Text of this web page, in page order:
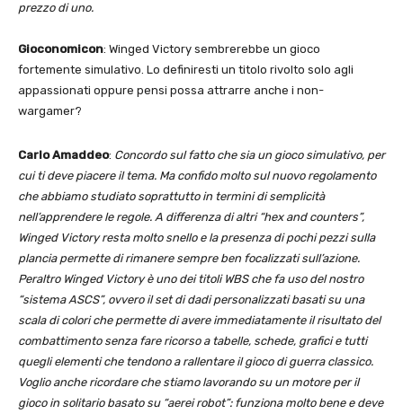
prezzo di uno.
Gioconomicon: Winged Victory sembrerebbe un gioco
fortemente simulativo. Lo definiresti un titolo rivolto solo agli
appassionati oppure pensi possa attrarre anche i non-
wargamer?
Carlo Amaddeo: Concordo sul fatto che sia un gioco simulativo, per
cui ti deve piacere il tema. Ma confido molto sul nuovo regolamento
che abbiamo studiato soprattutto in termini di semplicità
nell’apprendere le regole. A differenza di altri “hex and counters”,
Winged Victory resta molto snello e la presenza di pochi pezzi sulla
plancia permette di rimanere sempre ben focalizzati sull’azione.
Peraltro Winged Victory è uno dei titoli WBS che fa uso del nostro
“sistema ASCS”, ovvero il set di dadi personalizzati basati su una
scala di colori che permette di avere immediatamente il risultato del
combattimento senza fare ricorso a tabelle, schede, grafici e tutti
quegli elementi che tendono a rallentare il gioco di guerra classico.
Voglio anche ricordare che stiamo lavorando su un motore per il
gioco in solitario basato su “aerei robot”: funziona molto bene e deve